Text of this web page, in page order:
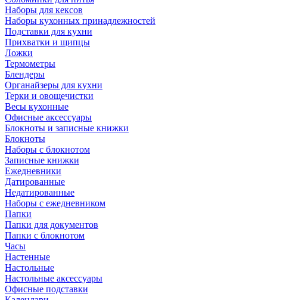
Наборы для кексов
Наборы кухонных принадлежностей
Подставки для кухни
Прихватки и щипцы
Ложки
Термометры
Блендеры
Органайзеры для кухни
Терки и овощечистки
Весы кухонные
Офисные аксессуары
Блокноты и записные книжки
Блокноты
Наборы с блокнотом
Записные книжки
Ежедневники
Датированные
Недатированные
Наборы с ежедневником
Папки
Папки для документов
Папки с блокнотом
Часы
Настенные
Настольные
Настольные аксессуары
Офисные подставки